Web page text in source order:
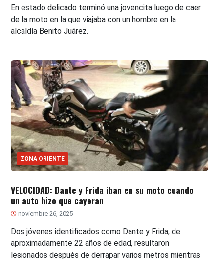
En estado delicado terminó una jovencita luego de caer
de la moto en la que viajaba con un hombre en la
alcaldía Benito Juárez.
ZONA ORIENTE
VELOCIDAD: Dante y Frida iban en su moto cuando
un auto hizo que cayeran
noviembre 26, 2025
Dos jóvenes identificados como Dante y Frida, de
aproximadamente 22 años de edad, resultaron
lesionados después de derrapar varios metros mientras